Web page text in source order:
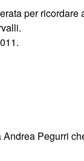
per
Pegurri